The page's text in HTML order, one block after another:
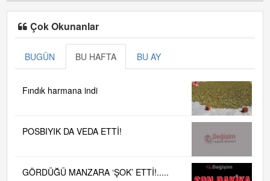
Çok Okunanlar
BUGÜN BU HAFTA BU AY
Fındık harmana indi
POSBIYIK DA VEDA ETTİ!
GÖRDÜĞÜ MANZARA ‘ŞOK’ ETTİ!.....